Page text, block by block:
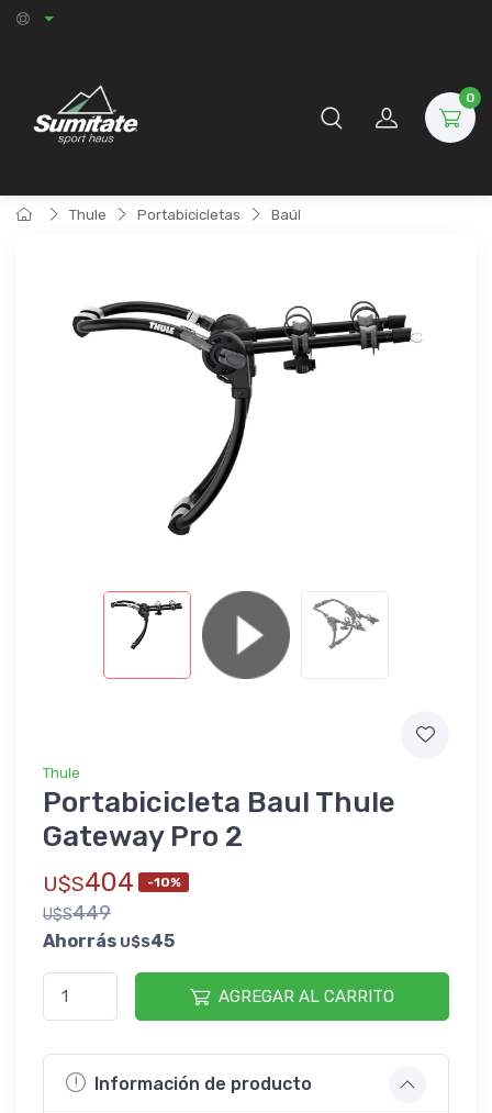
0
Thule Portabicicletas Baúl
Thule
Portabicicleta Baul Thule
Gateway Pro 2
U$S404 -10%
U$S449
Ahorrás U$S45
AGREGAR AL CARRITO
Información de producto